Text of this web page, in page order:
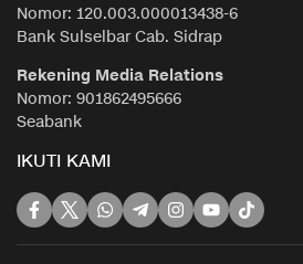
Nomor: 120.003.000013438-6
Bank Sulselbar Cab. Sidrap
Rekening Media Relations
Nomor: 901862495666
Seabank
IKUTI KAMI